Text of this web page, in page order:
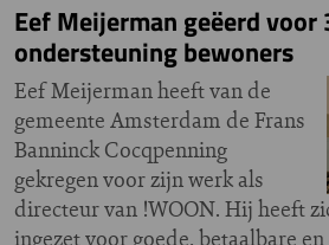
Eef Meijerman geëerd voor
ondersteuning bewoners
Eef Meijerman heeft van de
gemeente Amsterdam de Frans
Banninck Cocqpenning
gekregen voor zijn werk als
directeur van !WOON. Hij heeft
ingezet voor goede, betaalbare